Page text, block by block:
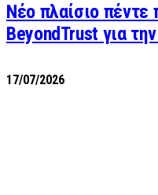
Νέο πλαίσιο
BeyondTrust για
17/07/2026